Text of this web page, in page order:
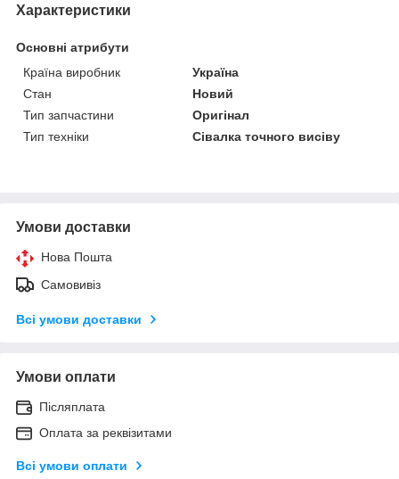
Характеристики
Основні атрибути
Країна виробник
Україна
Стан
Новий
Тип запчастини
Оригінал
Тип техніки
Сівалка точного висіву
Умови доставки
Нова Пошта
Самовивіз
Всі умови доставки
Умови оплати
Післяплата
Оплата за реквізитами
Всі умови оплати